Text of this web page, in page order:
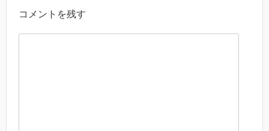
コメントを残す